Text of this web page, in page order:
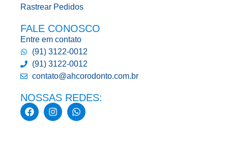
Rastrear Pedidos
FALE CONOSCO
Entre em contato
(91) 3122-0012
(91) 3122-0012
contato@ahcorodonto.com.br
NOSSAS REDES: